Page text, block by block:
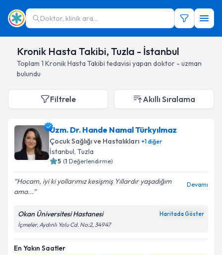
Doktor, klinik ara...
Kronik Hasta Takibi, Tuzla - İstanbul
Toplam 1 Kronik Hasta Takibi tedavisi yapan doktor - uzman
bulundu
Filtrele Akıllı Sıralama
Uzm. Dr. Hande Namal Türkyılmaz
Çocuk Sağlığı ve Hastalıkları +1diğer
İstanbul, Tuzla
5 (1 Değerlendirme)
Hocam, iyi ki yollarımız kesişmiş Yıllardır yaşadığım
ama...
Devamı
Okan Üniversitesi Hastanesi Haritada Göster
İçmeler, Aydınlı Yolu Cd. No:2, 34947
En Yakın Saatler